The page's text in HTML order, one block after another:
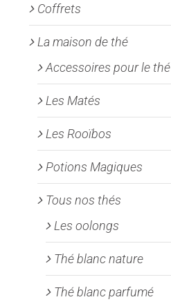
produit
Coffrets
La maison de thé
Accessoires pour le thé
Les Matés
Les Rooïbos
Potions Magiques
Tous nos thés
Les oolongs
Thé blanc nature
Thé blanc parfumé